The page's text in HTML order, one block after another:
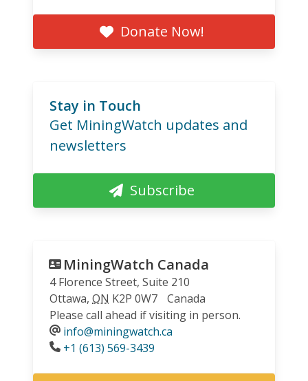
Donate Now!
Stay in Touch
Get MiningWatch updates and
newsletters
Subscribe
MiningWatch Canada
4 Florence Street, Suite 210
Ottawa, ON K2P 0W7
Canada
Please call ahead if visiting in person.
info@miningwatch.ca
Phone
+1 (613) 569-3439